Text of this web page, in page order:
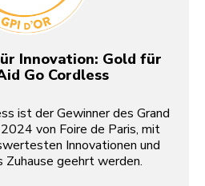
Innovation: Gold für
Go Cordless
ist der Gewinner des Grand
von Foire de Paris, mit
Innovationen und
Zuhause geehrt werden.